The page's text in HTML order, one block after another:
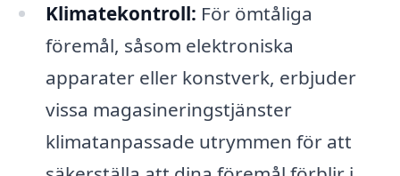
Klimatekontroll: För ömtåliga
föremål, såsom elektroniska
apparater eller konstverk, erbjuder
vissa magasineringstjänster
klimatanpassade utrymmen för att